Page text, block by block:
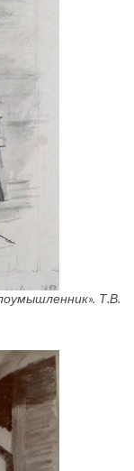
Т.В.